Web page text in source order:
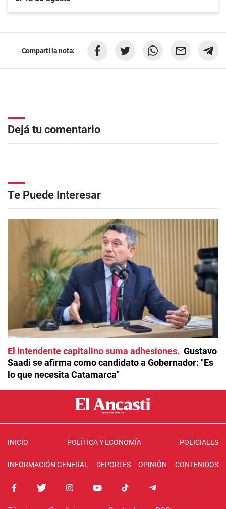
Compartí la nota:
Dejá tu comentario
Te Puede Interesar
El intendente capitalino suma adhesiones
Gustavo
Saadi se afirma como candidato a Gobernador: "Es
lo que necesita Catamarca"
INICIO POLÍTICA Y ECONOMÍA POLICIALES
INFORMACIÓN GENERAL DEPORTES OPINIÓN CONTENIDOS